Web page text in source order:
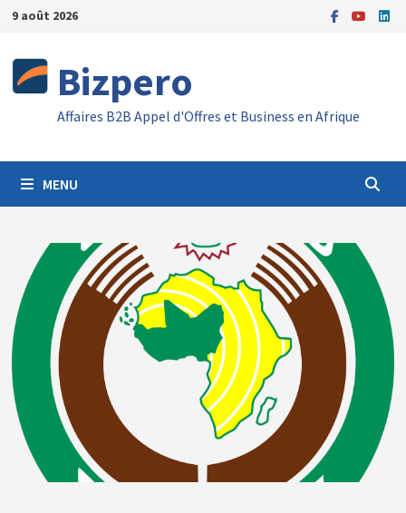
Passer
contenu
9 août 2026
Bizpero
Affaires B2B Appel d'Offres et Business en Afrique
MENU